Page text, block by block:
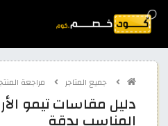
جميع المتاجر مراجعة
دليل مقاسات تيمو
المناسب بدقة